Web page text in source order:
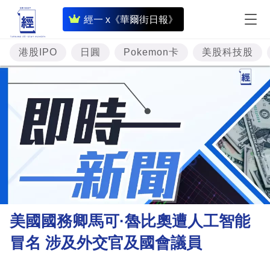
經一 x《華爾街日報》
即
時
財
經
專
題
投
資
樓
市
財
商
港股IPO 日圓 Pokemon卡 美股科技股
美國國務卿馬可·魯比奧遭人工智能
冒名 涉及外交官及國會議員